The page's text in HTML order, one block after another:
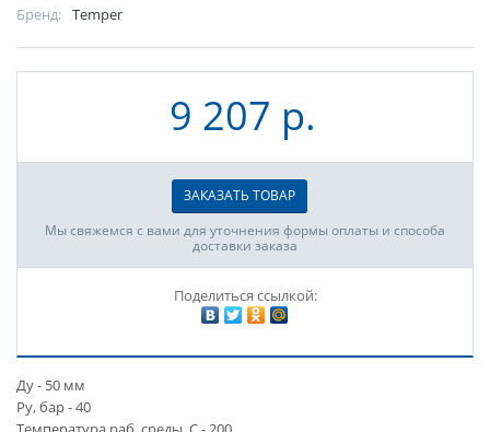
Бренд: Temper
9 207 р.
ЗАКАЗАТЬ ТОВАР
Мы свяжемся с вами для уточнения формы оплаты и способа
доставки заказа
Поделиться ссылкой:
Ду - 50 мм
Ру, бар - 40